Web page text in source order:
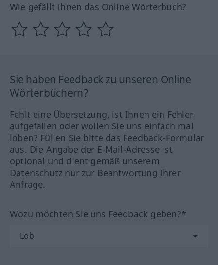
Wie gefällt Ihnen das Online Wörterbuch?
Sie haben Feedback zu unseren Online
Wörterbüchern?
Fehlt eine Übersetzung, ist Ihnen ein Fehler
aufgefallen oder wollen Sie uns einfach mal
loben? Füllen Sie bitte das Feedback-Formular
aus. Die Angabe der E-Mail-Adresse ist
optional und dient gemäß unserem
Datenschutz nur zur Beantwortung Ihrer
Anfrage.
Wozu möchten Sie uns Feedback geben?*